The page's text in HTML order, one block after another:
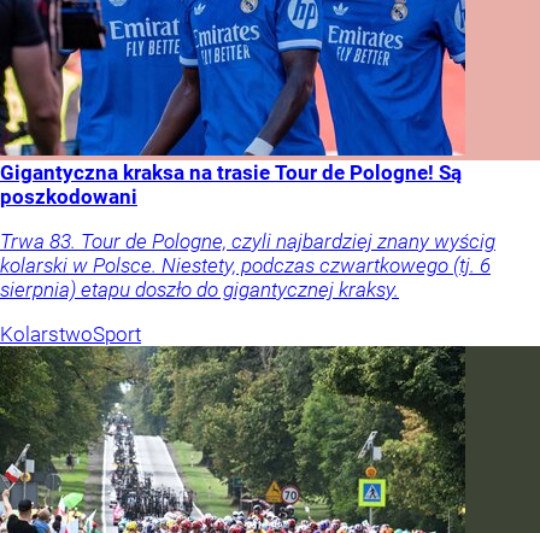
Gigantyczna kraksa na trasie Tour de Pologne! Są
poszkodowani
Trwa 83. Tour de Pologne, czyli najbardziej znany wyścig
kolarski w Polsce. Niestety, podczas czwartkowego (tj. 6
sierpnia) etapu doszło do gigantycznej kraksy.
KolarstwoSport